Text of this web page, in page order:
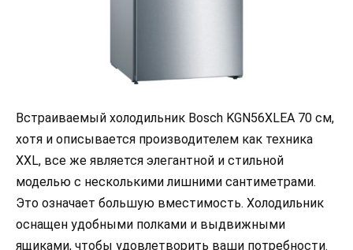
Встраиваемый холодильник Bosch KGN56XLEA 70 см,
хотя и описывается производителем как техника
XXL, все же является элегантной и стильной
моделью с несколькими лишними сантиметрами.
Это означает большую вместимость. Холодильник
оснащен удобными полками и выдвижными
ящиками, чтобы удовлетворить ваши потребности.